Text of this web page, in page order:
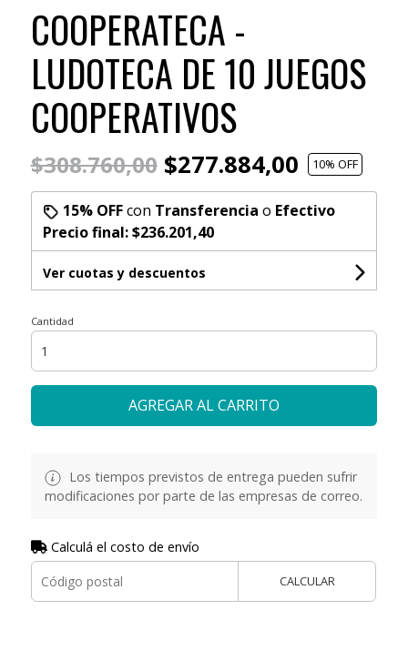
COOPERATECA -
LUDOTECA DE 10 JUEGOS
COOPERATIVOS
$308.760,00$277.884,00 10% OFF
15% OFFcon Transferencia o Efectivo
Precio final:$236.201,40
Ver cuotas y descuentos
Cantidad
AGREGAR AL CARRITO
Los tiempos previstos de entrega pueden sufrir
modificaciones por parte de las empresas de correo.
Calculá el costo de envío
CALCULAR